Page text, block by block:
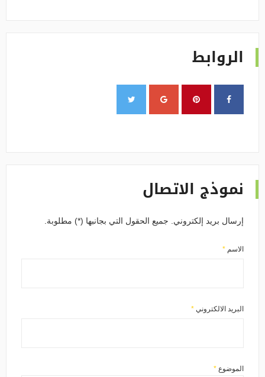
الروابط
نموذج الاتصال
إرسال بريد إلكتروني. جميع الحقول التي بجانبها (*) مطلوبة.
الاسم *
البريد الالكتروني *
الموضوع *